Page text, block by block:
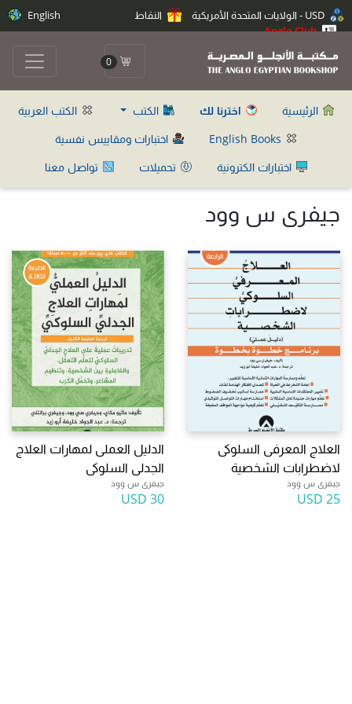
النقاط
Anglo Club
English
0
الرئيسية اخترنا لك الكتب
الكتب العربية
اختبارات ومقاييس نفسية
اختبارات الكترونية
تحميلات تواصل معنا
جيفرى س وود
العلاج المعرفى السلوكى
لاضطرابات الشخصية
جيفرى س وود
25 USD
الدليل العملى لمهارات العلاج
الجدلى السلوكى
جيفرى س وود
30 USD